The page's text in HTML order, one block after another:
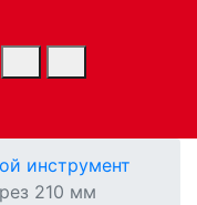
инструмент
210 мм